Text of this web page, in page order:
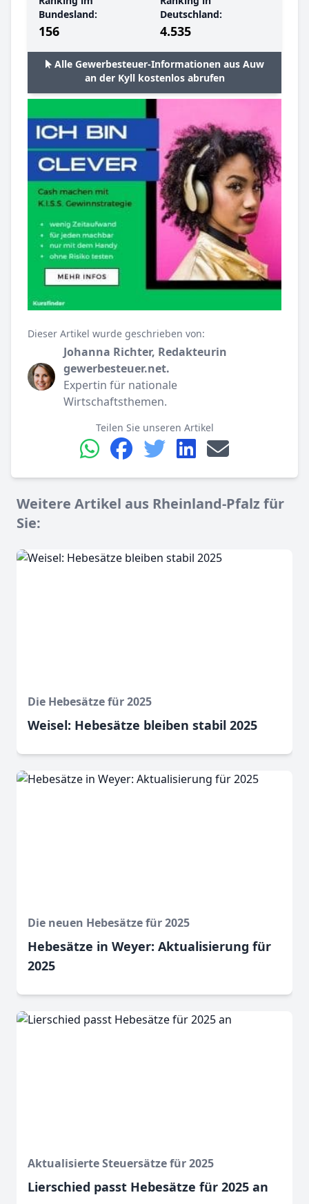
Bundesland:
156
Deutschland:
4.535
Alle Gewerbesteuer-Informationen aus Auw
an der Kyll kostenlos abrufen
Dieser Artikel wurde geschrieben von:
Johanna Richter, Redakteurin
gewerbesteuer.net.
Expertin für nationale
Wirtschaftsthemen.
Teilen Sie unseren Artikel
Weitere Artikel aus Rheinland-Pfalz für
Sie:
Die Hebesätze für 2025
Weisel: Hebesätze bleiben stabil 2025
Die neuen Hebesätze für 2025
Hebesätze in Weyer: Aktualisierung für
2025
Aktualisierte Steuersätze für 2025
Lierschied passt Hebesätze für 2025 an